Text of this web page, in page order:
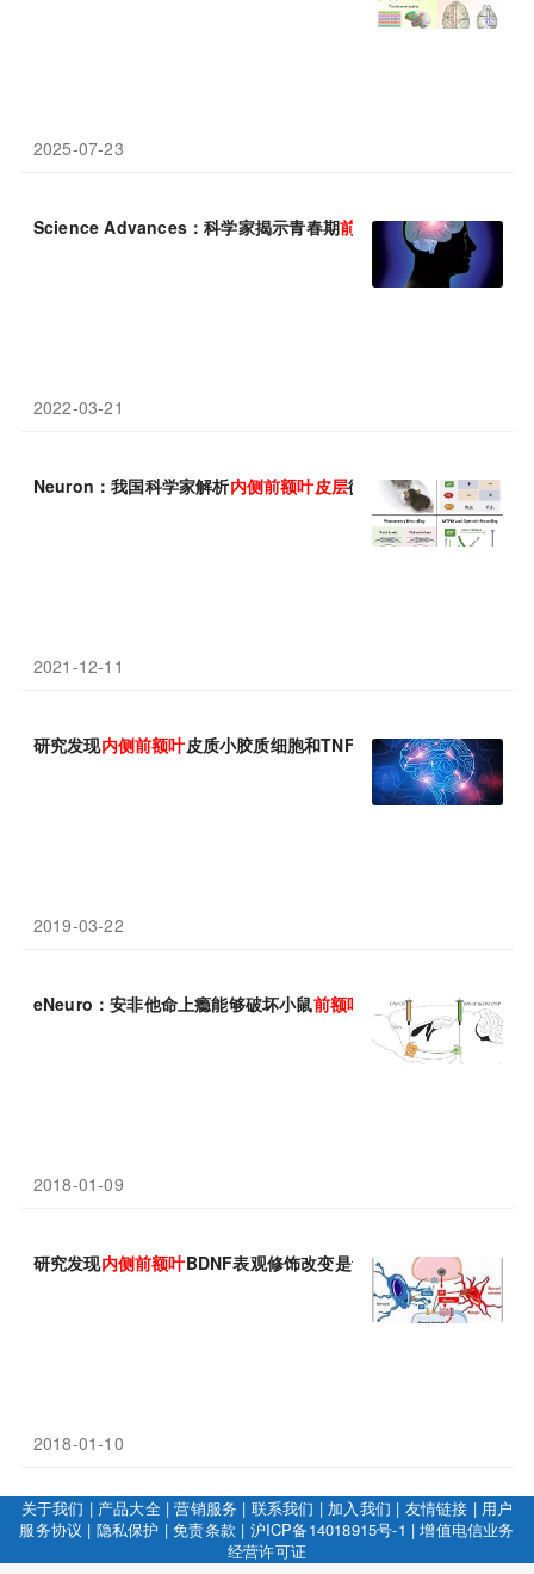
2025-07-23
Science Advances：科学家揭示青春期前额叶皮层小胶质细胞塑
2022-03-21
Neuron：我国科学家解析内侧前额叶皮层微环路在社会竞争行为
2021-12-11
研究发现内侧前额叶皮质小胶质细胞和TNFα功能不足介导青少期
2019-03-22
eNeuro：安非他命上瘾能够破坏小鼠前额叶 皮层的发育
2018-01-09
研究发现内侧前额叶BDNF表观修饰改变是青少期应激导致成年后
2018-01-10
关于我们 | 产品大全|营销服务 | 联系我们 | 加入我们 | 友情链接 | 用户
服务协议 | 隐私保护 |免责条款 | 沪ICP备14018915号-1 |增值电信业务
经营许可证